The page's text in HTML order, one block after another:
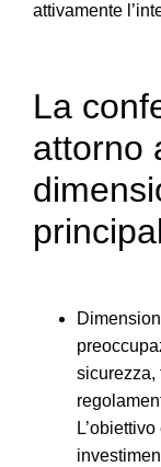
attivamente
La
attorno
sicurezza,